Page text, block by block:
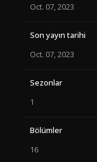
Oct. 07, 2023
Son yayın tarihi
Oct. 07, 2023
Sezonlar
1
Bölümler
16